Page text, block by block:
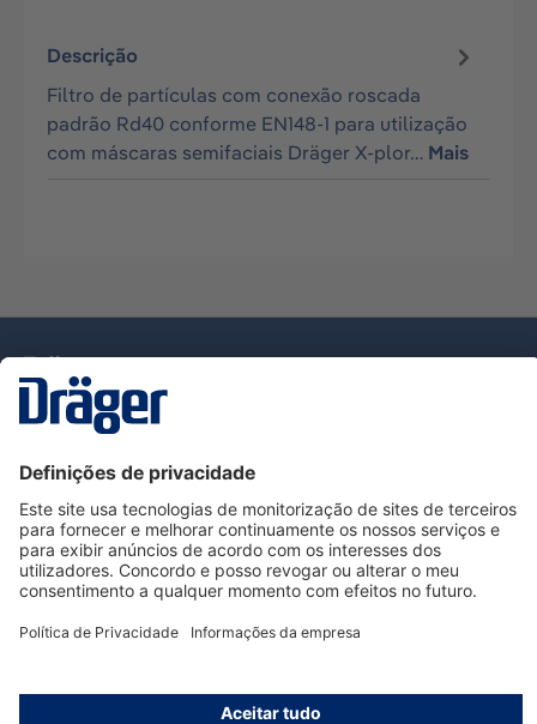
Descrição
Filtro de partículas com conexão roscada
padrão Rd40 conforme EN148-1 para utilização
com máscaras semifaciais Dräger X-plor… Mais
Serviço de Apoio ao Cliente Dräger
Utilização da loja
Informações
© Dräger Portugal, Lda, 2024